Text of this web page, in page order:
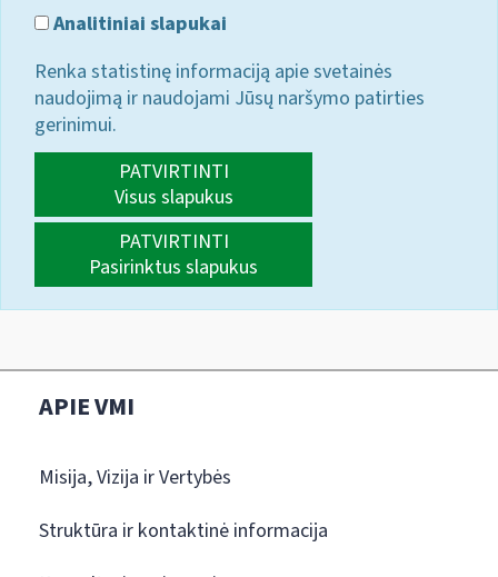
Analitiniai slapukai
Renka statistinę informaciją apie svetainės
naudojimą ir naudojami Jūsų naršymo patirties
gerinimui.
PATVIRTINTI
Visus slapukus
PATVIRTINTI
Pasirinktus slapukus
APIE VMI
Misija, Vizija ir Vertybės
Struktūra ir kontaktinė informacija